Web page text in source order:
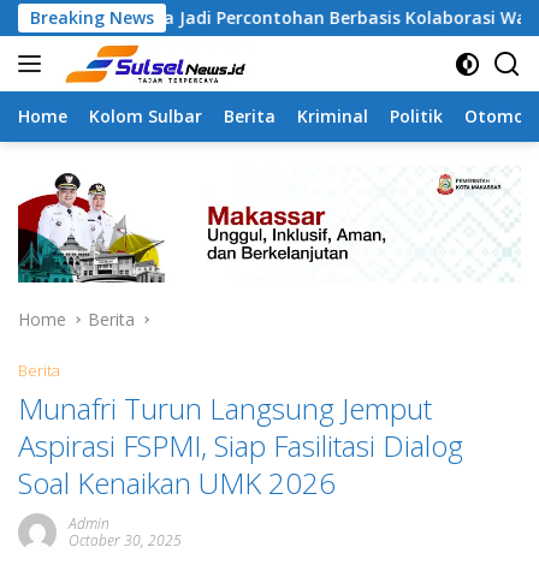
Skip
to
content
Breaking News
Jadi Percontohan Berbasis Kolaborasi Warga
Home Kolom Sulbar Berita Kriminal Politik
Home Berita
Berita
Munafri Turun Langsung Jemput
Aspirasi FSPMI, Siap Fasilitasi Dialog
Soal Kenaikan UMK 2026
Admin
October 30, 2025